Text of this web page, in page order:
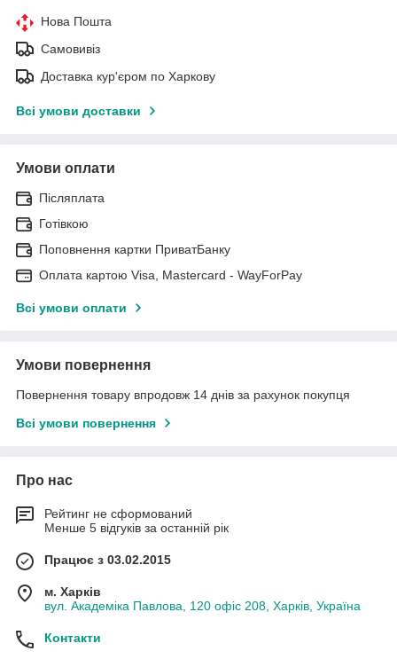
Нова Пошта
Самовивіз
Доставка кур'єром по Харкову
Всі умови доставки
Умови оплати
Післяплата
Готівкою
Поповнення картки ПриватБанку
Оплата картою Visa, Mastercard - WayForPay
Всі умови оплати
Умови повернення
Повернення товару впродовж 14 днів за рахунок покупця
Всі умови повернення
Про нас
Рейтинг не сформований
Менше 5 відгуків за останній рік
Працює з 03.02.2015
м. Харків
вул. Академіка Павлова, 120 офіс 208, Харків, Україна
Контакти